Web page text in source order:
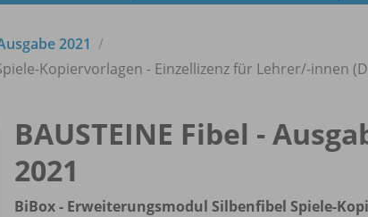
2021
Kopiervorlagen - Einzellizenz für Lehrer/-innen
BAUSTEINE Fibel -
2021
BiBox - Erweiterungsmodul Silbenfibel Spiele-